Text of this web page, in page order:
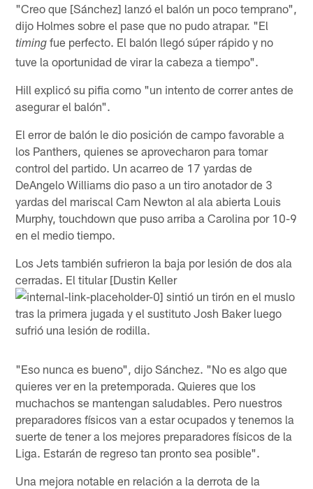
"Creo que [Sánchez] lanzó el balón un poco temprano",
dijo Holmes sobre el pase que no pudo atrapar. "El
timing fue perfecto. El balón llegó súper rápido y no
tuve la oportunidad de virar la cabeza a tiempo".
Hill explicó su pifia como "un intento de correr antes de
asegurar el balón".
El error de balón le dio posición de campo favorable a
los Panthers, quienes se aprovecharon para tomar
control del partido. Un acarreo de 17 yardas de
DeAngelo Williams dio paso a un tiro anotador de 3
yardas del mariscal Cam Newton al ala abierta Louis
Murphy, touchdown que puso arriba a Carolina por 10-9
en el medio tiempo.
Los Jets también sufrieron la baja por lesión de dos ala
cerradas. El titular [Dustin Keller
sintió un tirón en el muslo
tras la primera jugada y el sustituto Josh Baker luego
sufrió una lesión de rodilla.
"Eso nunca es bueno", dijo Sánchez. "No es algo que
quieres ver en la pretemporada. Quieres que los
muchachos se mantengan saludables. Pero nuestros
preparadores físicos van a estar ocupados y tenemos la
suerte de tener a los mejores preparadores físicos de la
Liga. Estarán de regreso tan pronto sea posible".
Una mejora notable en relación a la derrota de la